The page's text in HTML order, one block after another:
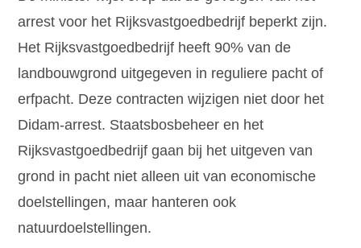
arrest voor het Rijksvastgoedbedrijf beperkt zijn.
Het Rijksvastgoedbedrijf heeft 90% van de
landbouwgrond uitgegeven in reguliere pacht of
erfpacht. Deze contracten wijzigen niet door het
Didam-arrest. Staatsbosbeheer en het
Rijksvastgoedbedrijf gaan bij het uitgeven van
grond in pacht niet alleen uit van economische
doelstellingen, maar hanteren ook
natuurdoelstellingen.